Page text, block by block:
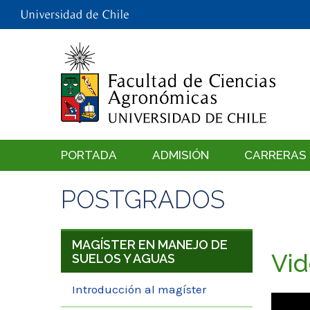
PORTADA ADMISIÓN CARRERAS
POSTGRADOS
MAGÍSTER EN MANEJO DE
SUELOS Y AGUAS
Introducción al magíster